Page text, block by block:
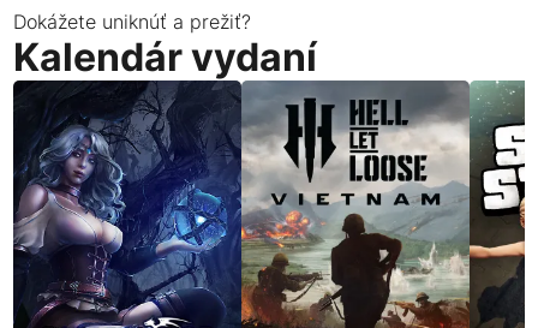
Dokážete uniknúť a prežiť?
Kalendár vydaní